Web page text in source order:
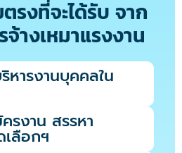
ตรงที่จะได้รับ จาก
จ้างเหมาแรงงาน
หารงานบุคคลใน
รงาน สรรหา
ลือกฯ